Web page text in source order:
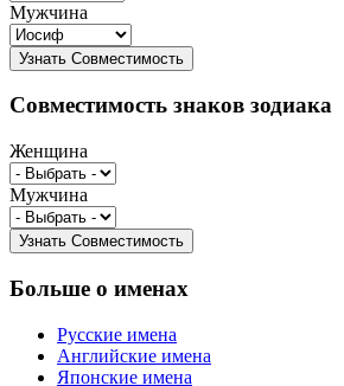
Мужчина
Совместимость знаков зодиака
Женщина
Мужчина
Больше о именах
Русские имена
Английские имена
Японские имена